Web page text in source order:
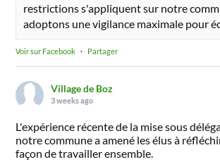
restrictions s'appliquent sur notre
adoptons une vigilance maximale pour
Voir sur Facebook · Partager
Village de Boz
3 weeks ago
L'expérience récente de la mise sous
notre commune a amené les élus à
façon de travailler ensemble.